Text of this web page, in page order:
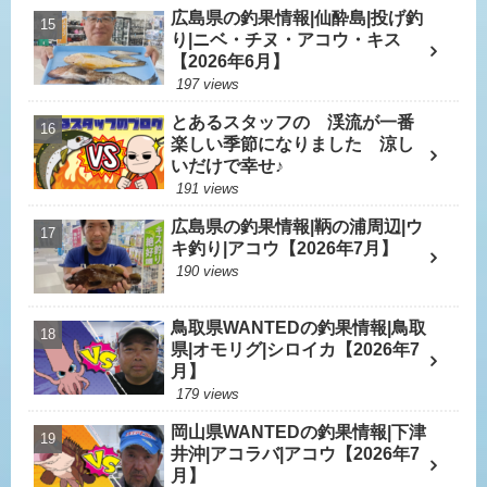
広島県の釣果情報|仙酔島|投げ釣
り|ニベ・チヌ・アコウ・キス
【2026年6月】
197 views
とあるスタッフの 渓流が一番
楽しい季節になりました 涼し
いだけで幸せ♪
191 views
広島県の釣果情報|鞆の浦周辺|ウ
キ釣り|アコウ【2026年7月】
190 views
鳥取県WANTEDの釣果情報|鳥取
県|オモリグ|シロイカ【2026年7
月】
179 views
岡山県WANTEDの釣果情報|下津
井沖|アコラバ|アコウ【2026年7
月】